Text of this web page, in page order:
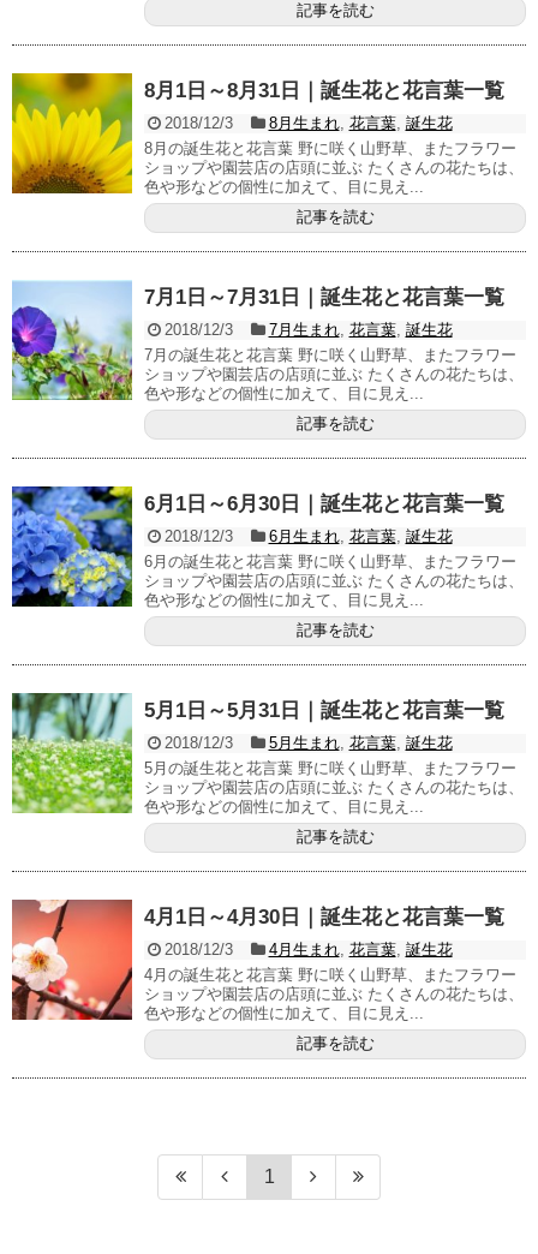
記事を読む
8月1日～8月31日｜誕生花と花言葉一覧
2018/12/3 8月生まれ, 花言葉, 誕生花
8月の誕生花と花言葉 野に咲く山野草、またフラワー
ショップや園芸店の店頭に並ぶ たくさんの花たちは、
色や形などの個性に加えて、目に見え...
記事を読む
7月1日～7月31日｜誕生花と花言葉一覧
2018/12/3 7月生まれ, 花言葉, 誕生花
7月の誕生花と花言葉 野に咲く山野草、またフラワー
ショップや園芸店の店頭に並ぶ たくさんの花たちは、
色や形などの個性に加えて、目に見え...
記事を読む
6月1日～6月30日｜誕生花と花言葉一覧
2018/12/3 6月生まれ, 花言葉, 誕生花
6月の誕生花と花言葉 野に咲く山野草、またフラワー
ショップや園芸店の店頭に並ぶ たくさんの花たちは、
色や形などの個性に加えて、目に見え...
記事を読む
5月1日～5月31日｜誕生花と花言葉一覧
2018/12/3 5月生まれ, 花言葉, 誕生花
5月の誕生花と花言葉 野に咲く山野草、またフラワー
ショップや園芸店の店頭に並ぶ たくさんの花たちは、
色や形などの個性に加えて、目に見え...
記事を読む
4月1日～4月30日｜誕生花と花言葉一覧
2018/12/3 4月生まれ, 花言葉, 誕生花
4月の誕生花と花言葉 野に咲く山野草、またフラワー
ショップや園芸店の店頭に並ぶ たくさんの花たちは、
色や形などの個性に加えて、目に見え...
記事を読む
1